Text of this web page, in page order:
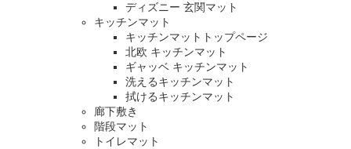
ディズニー 玄関マット
キッチンマット
キッチンマットトップページ
北欧 キッチンマット
ギャッベ キッチンマット
洗えるキッチンマット
拭けるキッチンマット
廊下敷き
階段マット
トイレマット